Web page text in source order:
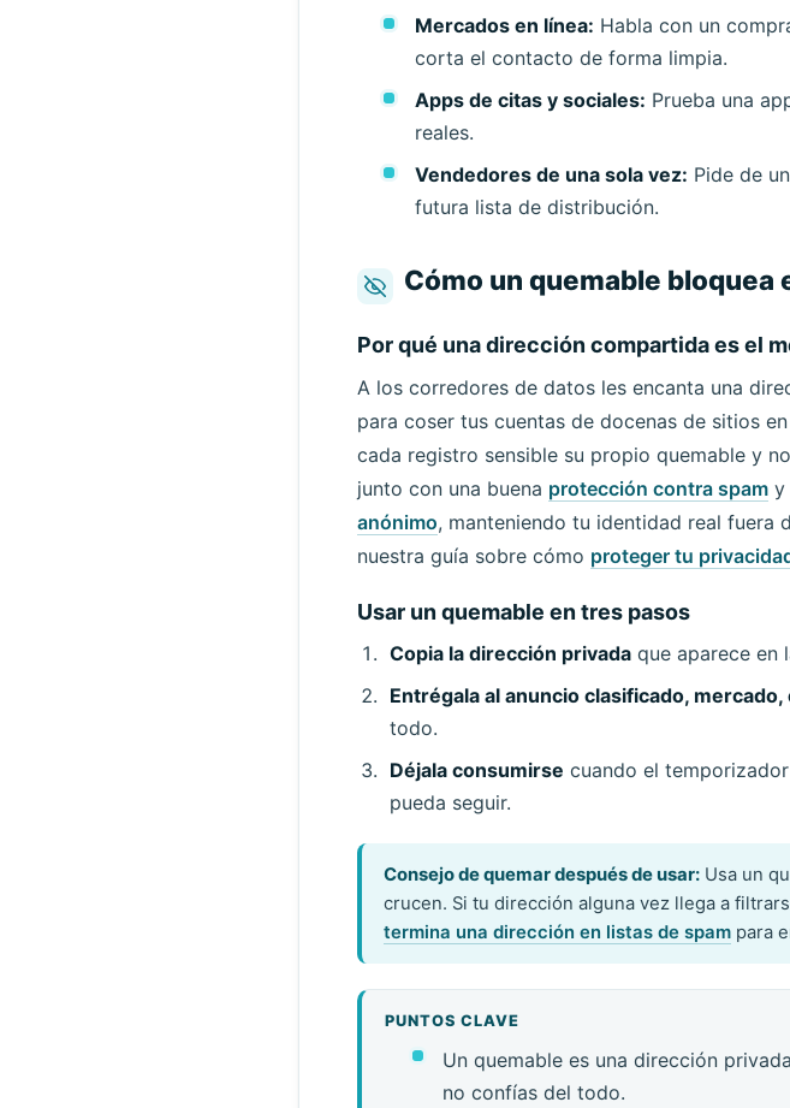
Mercados en línea: Habla con un
corta el contacto de forma limpia.
Apps de citas y sociales: Prueba una
reales.
Vendedores de una sola vez: Pide de
futura lista de distribución.
Cómo un quemable bloquea
Por qué una dirección compartida es el
A los corredores de datos les encanta una
para coser tus cuentas de docenas de sitios
cada registro sensible su propio quemable y
junto con una buena protección contra spam y
anónimo, manteniendo tu identidad real fuera
nuestra guía sobre cómo proteger tu
Usar un quemable en tres pasos
Copia la dirección privada que aparece en
Entrégala al anuncio clasificado,
todo.
Déjala consumirse cuando el
pueda seguir.
Consejo de quemar después de usar:Usa un
crucen. Si tu dirección alguna vez llega a
termina una dirección en listas de spampara
PUNTOS CLAVE
Un quemable es una dirección
no confías del todo.